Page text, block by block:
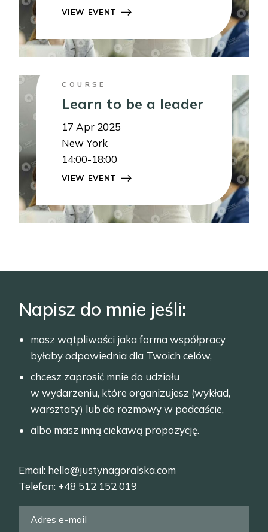
VIEW EVENT
COURSE
Learn to be a leader
17 Apr 2025
New York
14:00-18:00
VIEW EVENT
Napisz do mnie jeśli:
masz wątpliwości jaka forma współpracy
byłaby odpowiednia dla Twoich celów,
chcesz zaprosić mnie do udziału
w wydarzeniu, które organizujesz (wykład,
warsztaty) lub do rozmowy w podcaście,
albo masz inną ciekawą propozycję.
Email: hello@justynagoralska.com
Telefon: +48 512 152 019